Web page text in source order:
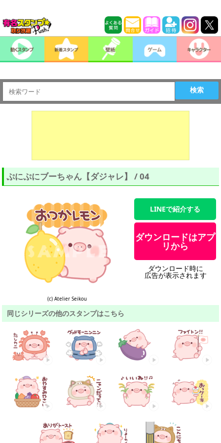
検索
ぷにぷにブーちゃん【ダジャレ】 / 04
(c) Atelier Seikou
LINEで紹介する
ダウンロードはアプ
リから
ダウンロード時に
広告が表示されます
同じシリーズの他のスタンプはこちら